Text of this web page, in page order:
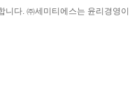
다. ㈜세미티에스는 윤리경영이